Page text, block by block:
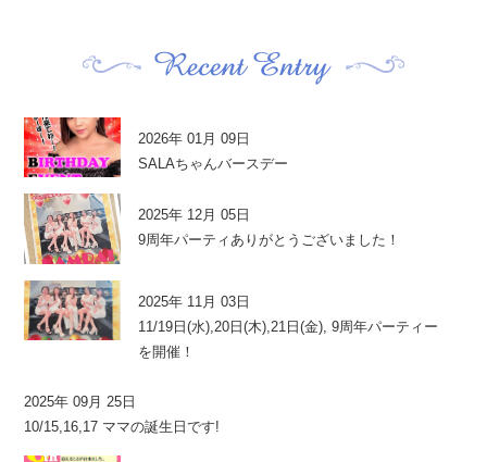
2026年 01月 09日
SALAちゃんバースデー
2025年 12月 05日
9周年パーティありがとうございました！
2025年 11月 03日
11/19日(水),20日(木),21日(金), 9周年パーティー
を開催！
2025年 09月 25日
10/15,16,17 ママの誕生日です!